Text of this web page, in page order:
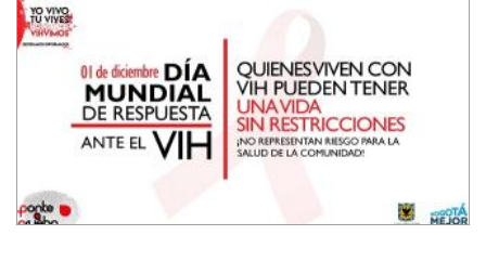
30•NOV•2018
La Secretaría de Salud anunció que fue ampliado el
acceso a la prueba voluntaria de VIH. La entidad
sigue eliminando las barreras....